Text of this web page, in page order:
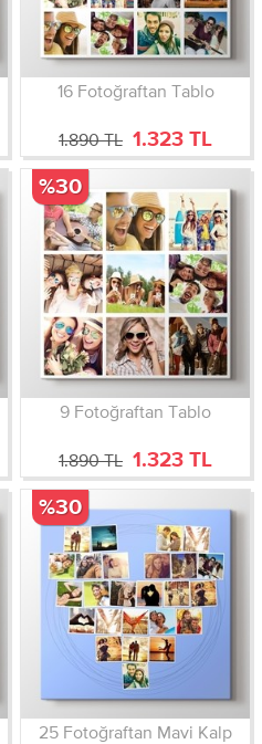
16 Fotoğraftan Tablo
1.890 TL 1.323 TL
9 Fotoğraftan Tablo
1.890 TL 1.323 TL
%30
25 Fotoğraftan Mavi Kalp
%30